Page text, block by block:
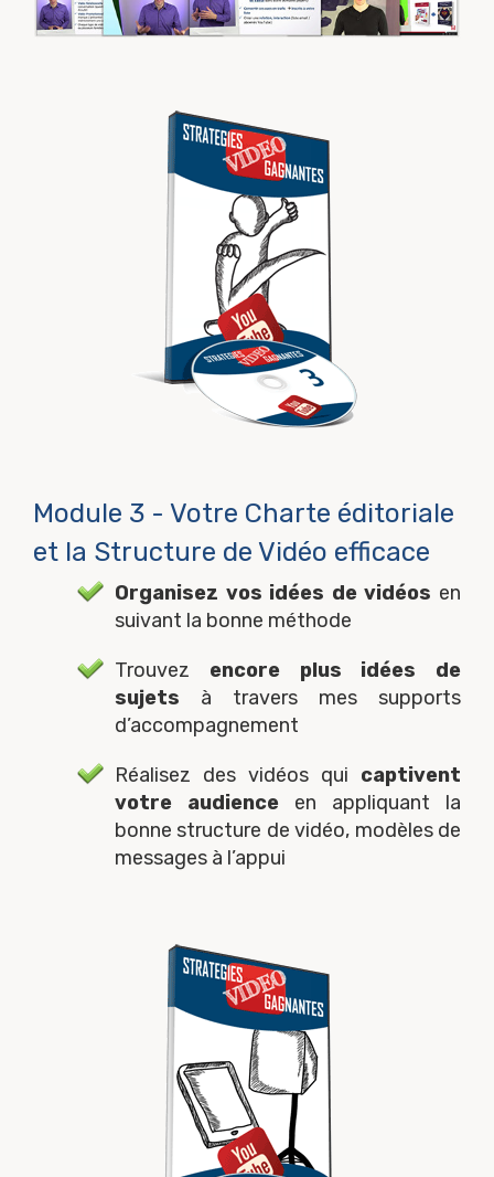
Module 3 - Votre Charte éditoriale
et la Structure de Vidéo efficace
Organisez vos idées de vidéos en
suivant la bonne méthode
Trouvez encore plus idées de
sujets à travers mes supports
d’accompagnement
Réalisez des vidéos qui captivent
votre audience en appliquant la
bonne structure de vidéo, modèles de
messages à l’appui